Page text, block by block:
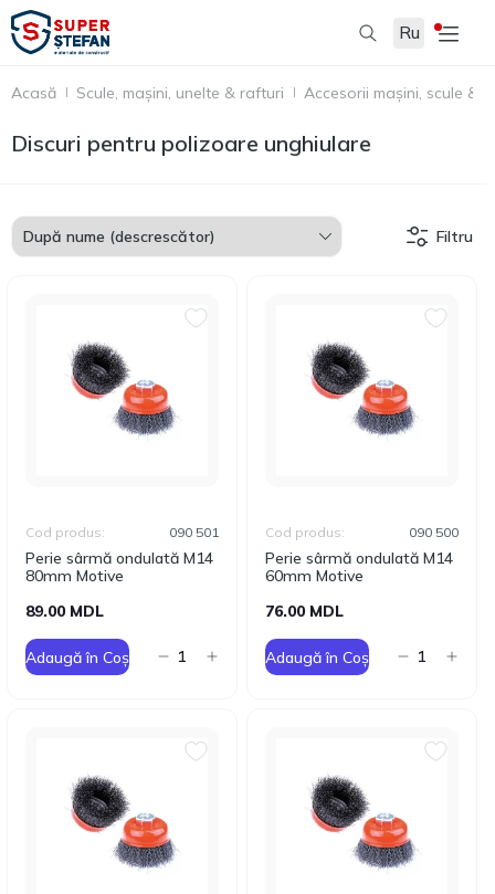
Ru
Acasă Scule, mașini, unelte & rafturi Accesorii mașini, scule &
Discuri pentru polizoare unghiulare
Filtru
Perie sârmă ondulată M14
80mm Motive
Cod produs: 090 501
89.00 MDL
Adaugă în Coș
Perie sârmă ondulată M14
60mm Motive
Cod produs: 090 500
76.00 MDL
Adaugă în Coș